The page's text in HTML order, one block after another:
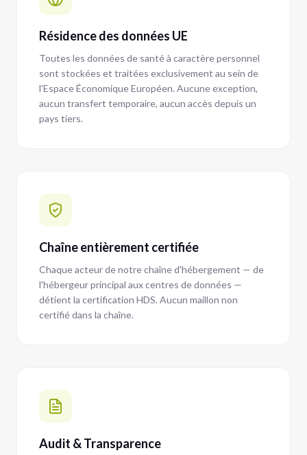
Résidence des données UE
Toutes les données de santé à caractère personnel
sont stockées et traitées exclusivement au sein de
l'Espace Économique Européen. Aucune exception,
aucun transfert temporaire, aucun accès depuis un
pays tiers.
Chaîne entièrement certifiée
Chaque acteur de notre chaîne d'hébergement — de
l'hébergeur principal aux centres de données —
détient la certification HDS. Aucun maillon non
certifié dans la chaîne.
Audit & Transparence